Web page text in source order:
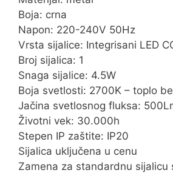
Boja: crna
Napon: 220-240V 50Hz
Vrsta sijalice: Integrisani LED
Broj sijalica: 1
Snaga sijalice: 4.5W
Boja svetlosti: 2700K – toplo
Jačina svetlosnog fluksa:
Životni vek: 30.000h
Stepen IP zaštite: IP20
Sijalica uključena u cenu
Zamena za standardnu sijalicu